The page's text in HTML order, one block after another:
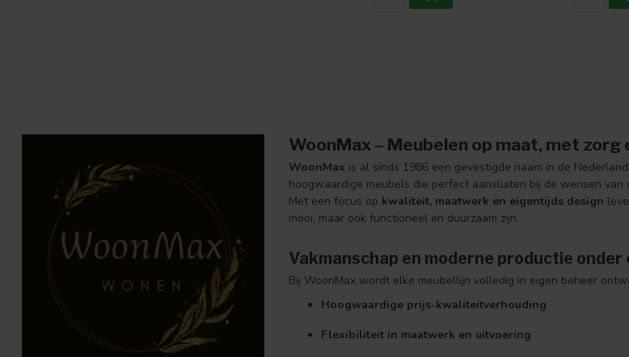
WoonMax – Meubelen op maat, met
WoonMax is al sinds 1986 een gevestigde naam in de
hoogwaardige meubels die perfect aansluiten bij de wensen van
Met een focus op kwaliteit, maatwerk en eigentijds design
mooi, maar ook functioneel en duurzaam zijn.
Vakmanschap en moderne productie onder
Bij WoonMax wordt elke meubellijn volledig in eigen beheer
Hoogwaardige prijs-kwaliteitverhouding
Flexibiliteit in maatwerk en uitvoering